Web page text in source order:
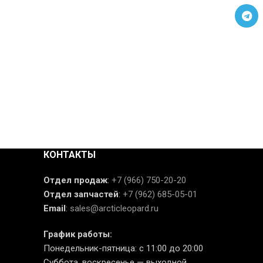
КОНТАКТЫ
Отдел продаж: +7 (966) 750-20-20
Отдел запчастей: +7 (962) 685-05-01
Email: sales@arcticleopard.ru
График работы:
Понедельник-пятница: с 11:00 до 20:00